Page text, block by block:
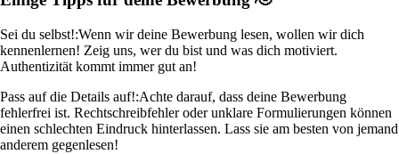
Sei du selbst!:Wenn wir deine Bewerbung lesen, wollen wir dich
kennenlernen! Zeig uns, wer du bist und was dich motiviert.
Authentizität kommt immer gut an!
Pass auf die Details auf!:Achte darauf, dass deine Bewerbung
fehlerfrei ist. Rechtschreibfehler oder unklare Formulierungen können
einen schlechten Eindruck hinterlassen. Lass sie am besten von jemand
anderem gegenlesen!